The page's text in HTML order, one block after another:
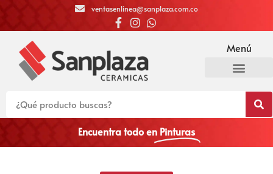
ventasenlinea@sanplaza.com.co
Menú
Encuentra todo en Pinturas